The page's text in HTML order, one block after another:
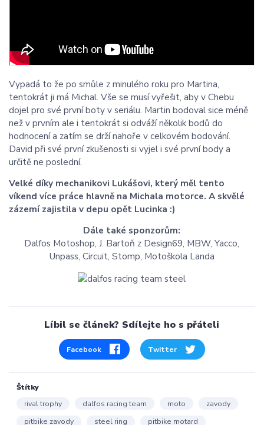
Vypadá to že po smůle z minulého roku pro Martina,
tentokrát ji má Michal. Vše se musí vyřešit, aby v Chebu
dojel pro své první boty v seriálu. Martin bodoval sice méně
než v prvním ale i tentokrát si odváží několik bodů do
hodnocení a zatím se drží nahoře v celkovém bodování.
David při své první zkušenosti si vyjel i své první body a
určitě ne poslední.
Velké díky mechanikovi Lukášovi, který měl tento
víkend více práce hlavně na Michala motorce. A skvělé
zázemí zajistila v depu opět Lucinka :)
Dále také sponzorům:
Dalfos Motoshop, J. Bartoň z Design69, MBW, Yacco,
Unpass, Circuit, Stomp, Motoškola Landa
Líbil se článek? Sdílejte ho s přáteli
Facebook Twitter
Štítky
rival trophy
dalfos racing team moto
zavody
pitbike zavody
steel ring pitbike motard